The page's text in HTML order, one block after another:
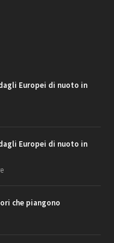
Europei di nuoto in
Europei di nuoto in
che piangono